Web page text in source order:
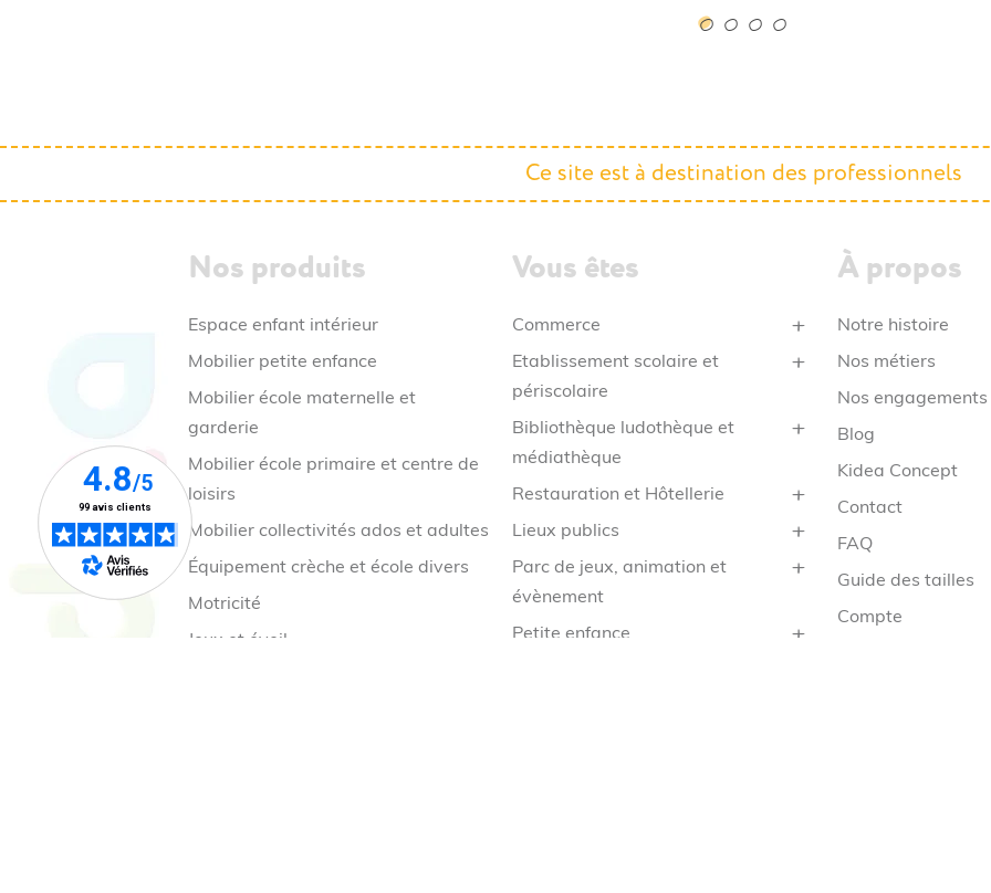
Ce site est à destination des professionnels
Nos produits
Espace enfant intérieur
Mobilier petite enfance
Mobilier école maternelle et
garderie
Mobilier école primaire et centre de
loisirs
Mobilier collectivités ados et adultes
Équipement crèche et école divers
Motricité
Jeux et éveil
Vous êtes
Commerce
Etablissement scolaire et
périscolaire
Bibliothèque ludothèque et
médiathèque
Restauration et Hôtellerie
Lieux publics
Parc de jeux, animation et
évènement
Petite enfance
À propos
Notre histoire
Nos métiers
Nos engagements
Blog
Kidea Concept
Contact
FAQ
Guide des tailles
Compte